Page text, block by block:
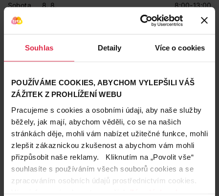
Souhlas Detaily Více o cookies
POUŽÍVÁME COOKIES, ABYCHOM VYLEPŠILI VÁŠ
ZÁŽITEK Z PROHLÍŽENÍ WEBU
Pracujeme s cookies a osobními údaji, aby naše služby
běžely, jak mají, abychom věděli, co se na našich
stránkách děje, mohli vám nabízet užitečné funkce, mohli
zlepšit zákaznickou zkušenost a abychom vám mohli
přizpůsobit naše reklamy. Kliknutím na „Povolit vše“
souhlasíte s používáním všech souborů cookies a se
zpracováním osobních údajů prostřednictvím cookies.
Sobota
8. 8.
8:00-13:00
Neděle
Zavřeno
Pondělí
8:00-18:00
Středa
12. 8.
8:00-18:00
Pátek
14. 8.
Prodávající
Teta drogerie a lékárny ČR s.r.o.
Kontakty
734 176 352
2352@drogerieteta.cz